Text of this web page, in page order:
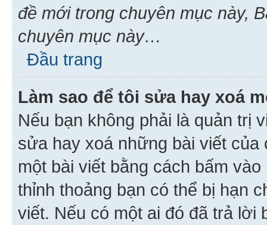
đề mới trong chuyên mục này,
chuyên mục này…
Đầu trang
Làm sao để tôi sửa hay xoá
Nếu bạn không phải là quản trị
sửa hay xoá những bài viết
một bài viết bằng cách bấm
thỉnh thoảng bạn có thể bị hạn
viết. Nếu có một ai đó đã trả lời